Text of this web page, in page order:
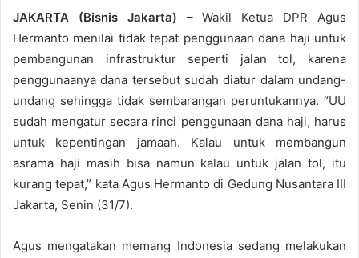
JAKARTA (Bisnis Jakarta) – Wakil Ketua DPR Agus
Hermanto menilai tidak tepat penggunaan dana haji untuk
pembangunan infrastruktur seperti jalan tol, karena
penggunaanya dana tersebut sudah diatur dalam undang-
undang sehingga tidak sembarangan peruntukannya. “UU
sudah mengatur secara rinci penggunaan dana haji, harus
untuk kepentingan jamaah. Kalau untuk membangun
asrama haji masih bisa namun kalau untuk jalan tol, itu
kurang tepat,” kata Agus Hermanto di Gedung Nusantara III
Jakarta, Senin (31/7).
Agus mengatakan memang Indonesia sedang melakukan